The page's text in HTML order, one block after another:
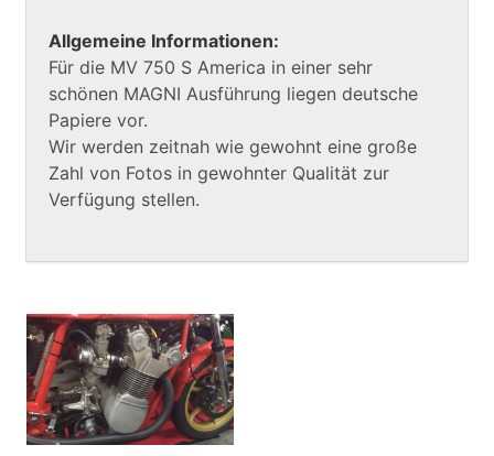
Allgemeine Informationen:
Für die MV 750 S America in einer sehr
schönen MAGNI Ausführung liegen deutsche
Papiere vor.
Wir werden zeitnah wie gewohnt eine große
Zahl von Fotos in gewohnter Qualität zur
Verfügung stellen.